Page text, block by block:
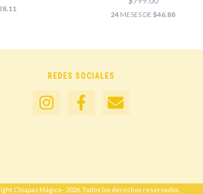
24 MESES DE$46.88
REDES SOCIALES
Chiapas Mágico - 2026. Todos los derechos reservados.